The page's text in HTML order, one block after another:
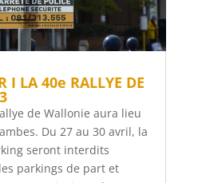
I LA 40e RALLYE DE
de Wallonie aura lieu
Du 27 au 30 avril, la
seront interdits
parkings de part et